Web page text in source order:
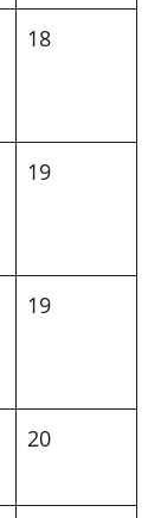
18
19
19
20